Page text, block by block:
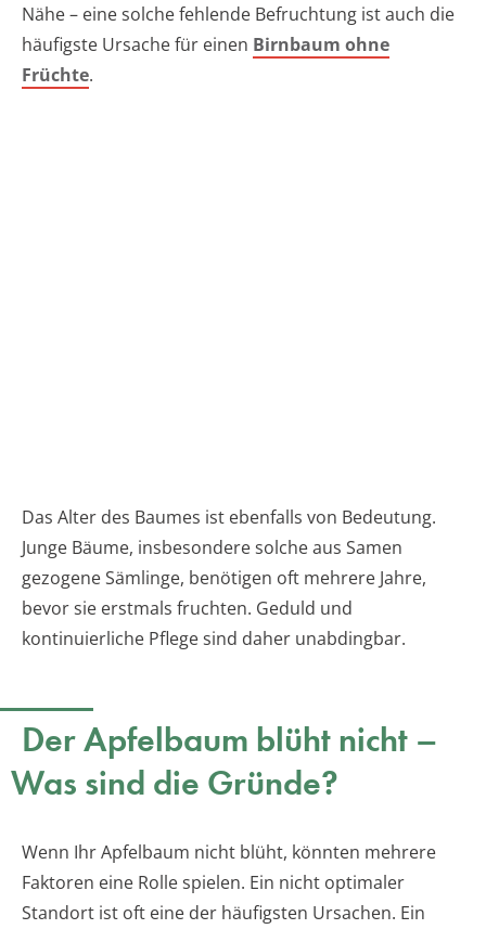
Nähe – eine solche fehlende Befruchtung ist auch die
häufigste Ursache für einen Birnbaum ohne
Früchte.
Das Alter des Baumes ist ebenfalls von Bedeutung.
Junge Bäume, insbesondere solche aus Samen
gezogene Sämlinge, benötigen oft mehrere Jahre,
bevor sie erstmals fruchten. Geduld und
kontinuierliche Pflege sind daher unabdingbar.
Der Apfelbaum blüht nicht –
Was sind die Gründe?
Wenn Ihr Apfelbaum nicht blüht, könnten mehrere
Faktoren eine Rolle spielen. Ein nicht optimaler
Standort ist oft eine der häufigsten Ursachen. Ein